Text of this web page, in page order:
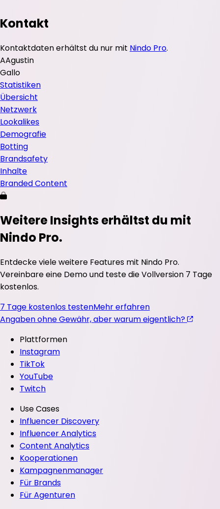
Kontakt
Kontaktdaten erhältst du nur mit Nindo Pro.
AAgustin
Gallo
Statistiken
Übersicht
Netzwerk
Lookalikes
Demografie
Botting
Brandsafety
Inhalte
Branded Content
Weitere Insights erhältst du mit
Nindo Pro.
Entdecke viele weitere Features mit Nindo Pro.
Vereinbare eine Demo und teste die Vollversion 7 Tage
kostenlos.
7 Tage kostenlos testenMehr erfahren
Angaben ohne Gewähr, aber warum eigentlich?
Plattformen
Instagram
TikTok
YouTube
Twitch
Use Cases
Influencer Discovery
Influencer Analytics
Content Analytics
Kooperationen
Kampagnenmanager
Für Brands
Für Agenturen